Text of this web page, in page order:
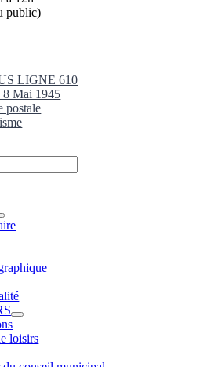
public)
LIGNE 610
8 Mai 1945
postale
loisirs